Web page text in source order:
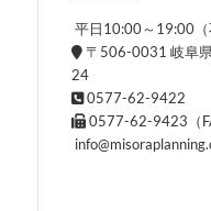
平日10:00～19:00（
〒506-0031 岐阜
24
0577-62-9422
0577-62-9423（